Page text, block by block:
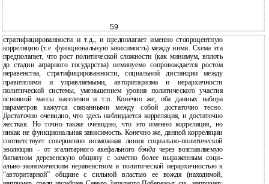
59
стратифицированности и т.д., и предполагает именно стопроцентную
корреляцию (т.е. функциональную зависимость) между ними. Схема эта
предполагает, что рост политической сложности (как минимум, вплоть
до стадии аграрного государства) неминуемо сопровождается ростом
неравенства, стратифицированности, социальной дистанции между
правителями и управляемыми, авторитаризма и иерархичности
политической системы, уменьшением уровня политического участия
основной массы населения и т.п. Конечно же, оба данных набора
параметров кажутся связанными между собой достаточно тесно.
Достаточно очевидно, что здесь наблюдается корреляция, и достаточно
жесткая. Но точно также очевидно, что это именно корреляция, но
никак не функциональная зависимость. Конечно же, данной корреляции
соответствует совершенно возможная линия социально-политической
эволюции – от эгалитарного акефальногобэнда через возглавляемую
бигменом деревенскую общину с заметно более выраженным соци-
ально-экономическим неравенством и политической иерархичностью к
“авторитарной” общине с сильной властью ее вождя (находимой,